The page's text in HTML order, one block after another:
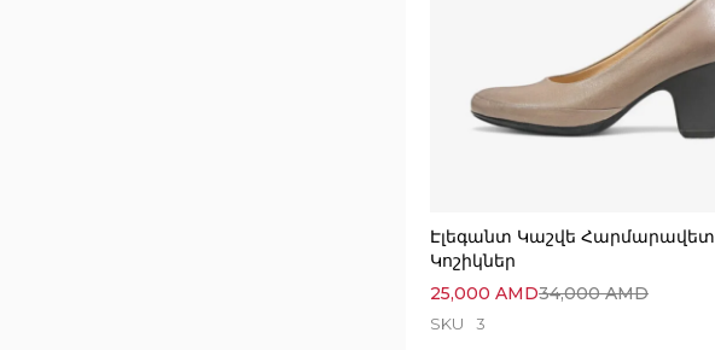
Էլեգանտ Կաշվե Հարմարավետ
Կոշիկներ
34,000AMD
25,000 AMD
SKU 3